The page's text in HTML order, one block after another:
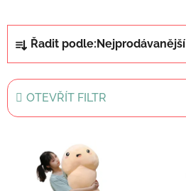
a
z
e
n
Řadit podle: Nejprodávanější
OTEVŘÍT FILTR